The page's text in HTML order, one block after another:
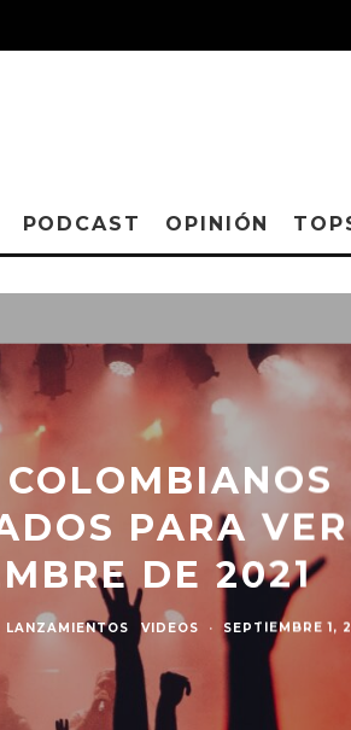
PODCAST OPINIÓN
PARA
DE 2021
LANZAMIENTOS VIDEOS · SEPTIEMBRE 1,